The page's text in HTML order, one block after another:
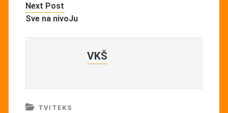
Next Post
Sve na nivoJu
VKŠ
TVITEKS